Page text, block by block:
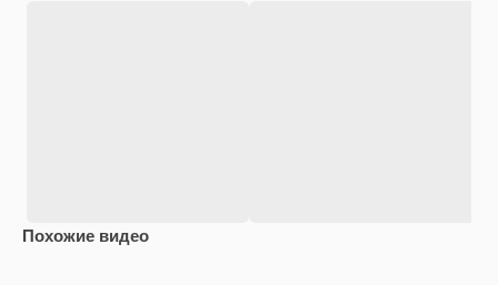
Похожие видео